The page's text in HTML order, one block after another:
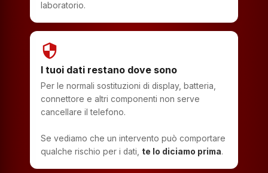
laboratorio.
security
I tuoi dati restano dove sono
Per le normali sostituzioni di display, batteria,
connettore e altri componenti non serve
cancellare il telefono.
Se vediamo che un intervento può comportare
qualche rischio per i dati, te lo diciamo prima.